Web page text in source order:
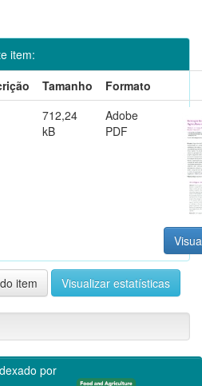
item:
Tamanho
Formato
712,24
kB
Adobe
PDF
item Visualizar estatísticas
por